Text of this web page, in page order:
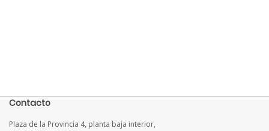
Contacto
Plaza de la Provincia 4, planta baja interior,